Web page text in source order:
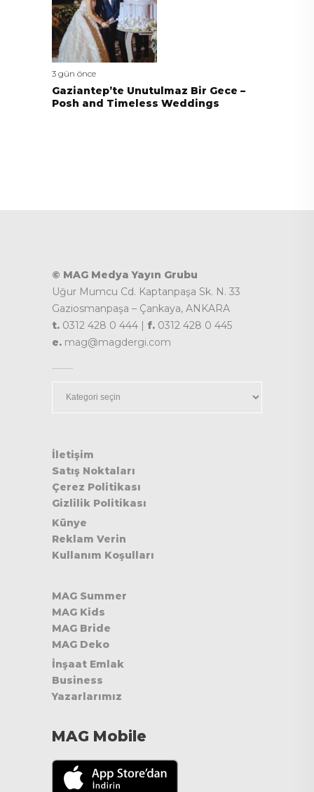
3 gün önce
Gaziantep’te Unutulmaz Bir Gece –
Posh and Timeless Weddings
© MAG Medya Yayın Grubu
Uğur Mumcu Cd. Kaptanpaşa Sk. N. 33
Gaziosmanpaşa – Çankaya, ANKARA
t. 0312 428 0 444 | f. 0312 428 0 445
e. mag@magdergi.com
İletişim
Satış Noktaları
Çerez Politikası
Gizlilik Politikası
Künye
Reklam Verin
Kullanım Koşulları
MAG Summer
MAG Kids
MAG Bride
MAG Deko
İnşaat Emlak
Business
Yazarlarımız
MAG Mobile